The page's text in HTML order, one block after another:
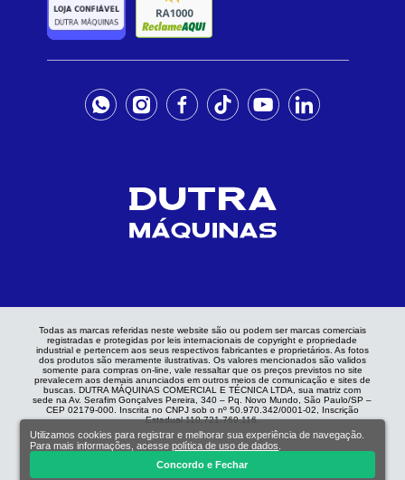
Todas as marcas referidas neste website são ou podem ser marcas comerciais
registradas e protegidas por leis internacionais de copyright e propriedade
industrial e pertencem aos seus respectivos fabricantes e proprietários. As fotos
dos produtos são meramente ilustrativas. Os valores mencionados são validos
somente para compras on-line, vale ressaltar que os preços previstos no site
prevalecem aos demais anunciados em outros meios de comunicação e sites de
buscas. DUTRA MÁQUINAS COMERCIAL E TÉCNICA LTDA, sua matriz com
sede na Av. Serafim Gonçalves Pereira, 340 – Pq. Novo Mundo, São Paulo/SP –
CEP 02179-000. Inscrita no CNPJ sob o nº 50.970.342/0001-02, Inscrição
Estadual 110.721.769.116.
Utilizamos cookies para registrar e melhorar sua experiência de navegação.
Para mais informações, acessepolítica de uso de dados
Concordo e Fechar